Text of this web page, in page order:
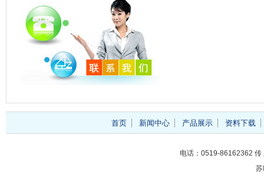
首页 新闻中心 产品展示 资料下载
电话：0519-86162362